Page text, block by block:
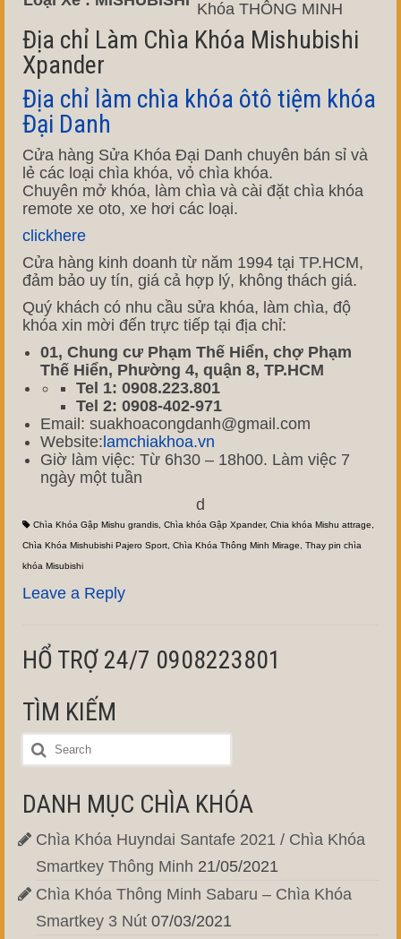
Khóa THÔNG MINH
Địa chỉ Làm Chìa Khóa Mishubishi
Xpander
Địa chỉ làm chìa khóa ôtô tiệm khóa
Đại Danh
Cửa hàng Sửa Khóa Đại Danh chuyên bán sỉ và
lẻ các loại chìa khóa, vỏ chìa khóa.
Chuyên mở khóa, làm chìa và cài đặt chìa khóa
remote xe oto, xe hơi các loại.
clickhere
Cửa hàng kinh doanh từ năm 1994 tại TP.HCM,
đảm bảo uy tín, giá cả hợp lý, không thách giá.
Quý khách có nhu cầu sửa khóa, làm chìa, độ
khóa xin mời đến trực tiếp tại địa chỉ:
01, Chung cư Phạm Thế Hiển, chợ Phạm
Thế Hiển, Phường 4, quận 8, TP.HCM
Tel 1: 0908.223.801
Tel 2: 0908-402-971
Email: suakhoacongdanh@gmail.com
Website: lamchiakhoa.vn
Giờ làm việc: Từ 6h30 – 18h00. Làm việc 7
ngày một tuần
d
Chìa Khóa Gập Mishu grandis Chìa khóa Gập Xpander, Chia khóa Mishu attrage
Chìa Khóa Mishubishi Pajero Sport Chìa Khóa Thông Minh Mirage Thay pin chìa
khóa Misubishi
Leave a Reply
HỔ TRỢ 24/7 0908223801
TÌM KIẾM
DANH MỤC CHÌA KHÓA
Chìa Khóa Huyndai Santafe 2021 / Chìa Khóa
Smartkey Thông Minh 21/05/2021
Chìa Khóa Thông Minh Sabaru – Chìa Khóa
Smartkey 3 Nút 07/03/2021